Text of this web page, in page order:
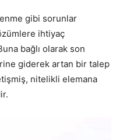
gibi sorunlar
ihtiyaç
bağlı olarak son
giderek artan bir talep
nitelikli elemana